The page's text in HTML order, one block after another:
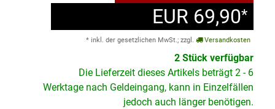
EUR 69,90*
* inkl. der gesetzlichen MwSt.; zzgl. Versandkosten
2 Stück verfügbar
Die Lieferzeit dieses Artikels beträgt 2 - 6
Werktage nach Geldeingang, kann in Einzelfällen
jedoch auch länger benötigen.